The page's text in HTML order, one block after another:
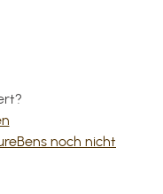
noch nicht